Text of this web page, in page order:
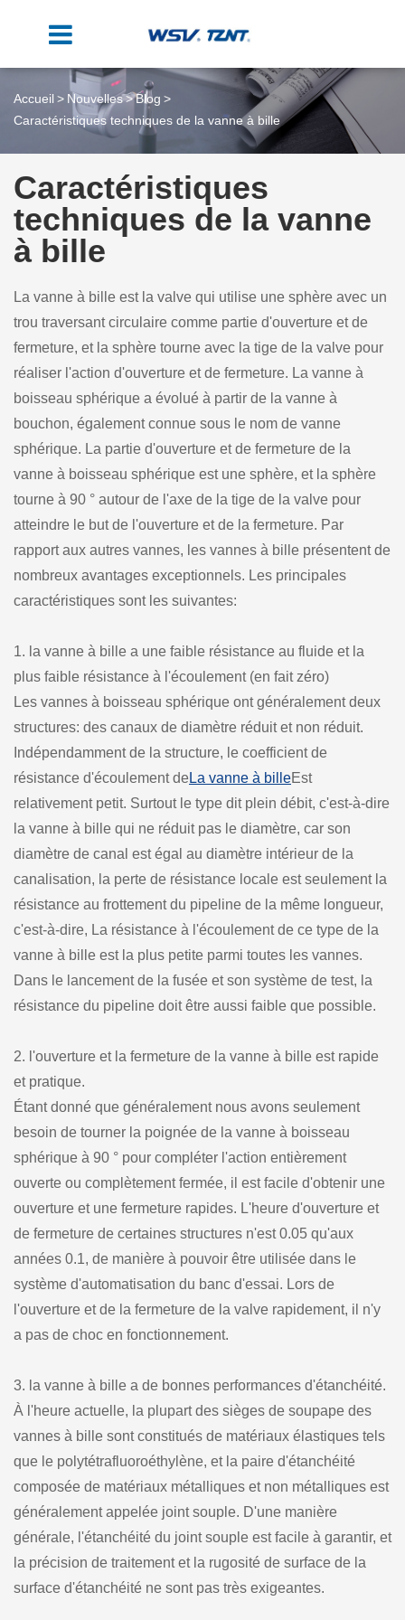
Accueil Nouvelles
Blog
Caractéristiques techniques de la vanne à bille
Caractéristiques
techniques de la vanne
à bille
La vanne à bille est la valve qui utilise une sphère avec un
trou traversant circulaire comme partie d'ouverture et de
fermeture, et la sphère tourne avec la tige de la valve pour
réaliser l'action d'ouverture et de fermeture. La vanne à
boisseau sphérique a évolué à partir de la vanne à
bouchon, également connue sous le nom de vanne
sphérique. La partie d'ouverture et de fermeture de la
vanne à boisseau sphérique est une sphère, et la sphère
tourne à 90 ° autour de l'axe de la tige de la valve pour
atteindre le but de l'ouverture et de la fermeture. Par
rapport aux autres vannes, les vannes à bille présentent de
nombreux avantages exceptionnels. Les principales
caractéristiques sont les suivantes:
1. la vanne à bille a une faible résistance au fluide et la
plus faible résistance à l'écoulement (en fait zéro)
Les vannes à boisseau sphérique ont généralement deux
structures: des canaux de diamètre réduit et non réduit.
Indépendamment de la structure, le coefficient de
résistance d'écoulement deLa vanne à billeEst
relativement petit. Surtout le type dit plein débit, c'est-à-dire
la vanne à bille qui ne réduit pas le diamètre, car son
diamètre de canal est égal au diamètre intérieur de la
canalisation, la perte de résistance locale est seulement la
résistance au frottement du pipeline de la même longueur,
c'est-à-dire, La résistance à l'écoulement de ce type de la
vanne à bille est la plus petite parmi toutes les vannes.
Dans le lancement de la fusée et son système de test, la
résistance du pipeline doit être aussi faible que possible.
2. l'ouverture et la fermeture de la vanne à bille est rapide
et pratique.
Étant donné que généralement nous avons seulement
besoin de tourner la poignée de la vanne à boisseau
sphérique à 90 ° pour compléter l'action entièrement
ouverte ou complètement fermée, il est facile d'obtenir une
ouverture et une fermeture rapides. L'heure d'ouverture et
de fermeture de certaines structures n'est 0.05 qu'aux
années 0.1, de manière à pouvoir être utilisée dans le
système d'automatisation du banc d'essai. Lors de
l'ouverture et de la fermeture de la valve rapidement, il n'y
a pas de choc en fonctionnement.
3. la vanne à bille a de bonnes performances d'étanchéité.
À l'heure actuelle, la plupart des sièges de soupape des
vannes à bille sont constitués de matériaux élastiques tels
que le polytétrafluoroéthylène, et la paire d'étanchéité
composée de matériaux métalliques et non métalliques est
généralement appelée joint souple. D'une manière
générale, l'étanchéité du joint souple est facile à garantir, et
la précision de traitement et la rugosité de surface de la
surface d'étanchéité ne sont pas très exigeantes.